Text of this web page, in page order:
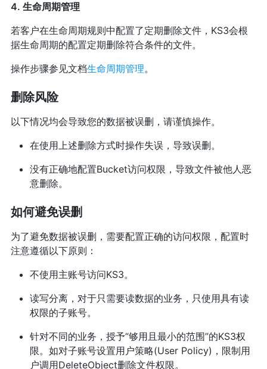
4. 生命周期管理
若客户在生命周期规则中配置了定期删除文件，KS3会根
据生命周期的配置定期删除符合条件的文件。
操作步骤参见文档生命周期管理。
删除风险
以下情况均会导致您的数据被误删，请谨慎操作。
在使用上述删除方式时操作失误，导致误删。
没有正确地配置Bucket访问权限，导致文件被他人恶
意删除。
如何避免误删
为了避免数据被误删，需要配置正确的访问权限，配置时
注意遵循以下原则：
不使用主账号访问KS3。
读写分离，对于只需要读数据的业务，只使用具有读
权限的子账号。
针对不同的业务，授予“够用且最小的范围”的KS3权
限。如对子账号设置用户策略(User Policy)，限制用
户调用DeleteObject删除文件权限。